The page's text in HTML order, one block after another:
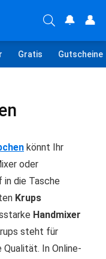
🔔 👤
Gratis Gutscheine
könnt Ihr
oder
die Tasche
Krups
Handmixer
steht für
In Online-